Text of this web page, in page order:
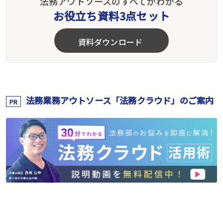
お役立ち資料3点セット
資料ダウンロード
PR 法務業務アウトソース「法務クラウド」のご案内